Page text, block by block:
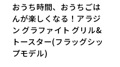
おうち時間、おうちごは
んが楽しくなる！アラジ
ン グラファイト グリル&
トースター(フラッグシッ
プモデル)